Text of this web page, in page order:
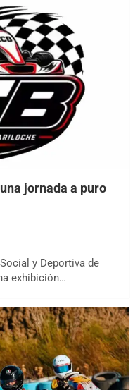
jornada a puro
y Deportiva de
exhibición…